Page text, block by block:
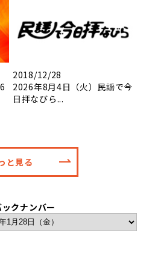
2018/12/28
2026年8月4日（火）民謡で今
日拝なびら...
と見る
クナンバー